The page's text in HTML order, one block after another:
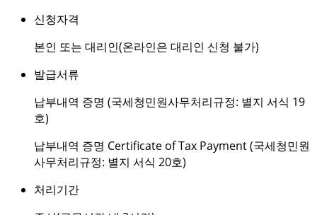
신청자격
본인 또는 대리인(온라인은 대리인 신청 불가)
발급서류
납부내역 증명 (국세청민원사무처리규정: 별지 서식 19
호)
납부내역 증명 Certificate of Tax Payment (국세청민원
사무처리규정: 별지 서식 20호)
처리기간